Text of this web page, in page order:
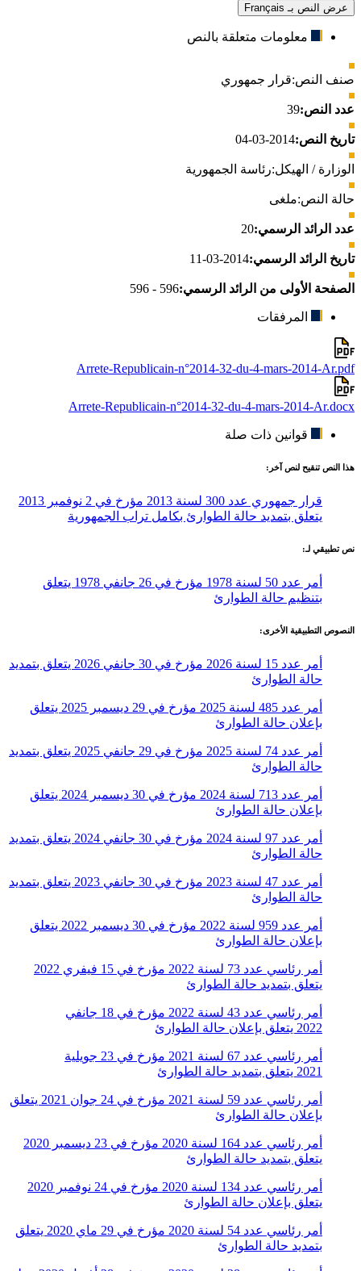
عرض النص بـ Français
معلومات متعلقة بالنص
صنف النص:قرار جمهوري
عدد النص:39
تاريخ النص:2014-03-04
الوزارة / الهيكل:رئاسة الجمهورية
حالة النص:ملغى
عدد الرائد الرسمي:20
تاريخ الرائد الرسمي:2014-03-11
الصفحة الأولى من الرائد الرسمي:596 - 596
المرفقات
Arrete-Republicain-n°2014-32-du-4-mars-2014-Ar.pdf
Arrete-Republicain-n°2014-32-du-4-mars-2014-Ar.docx
قوانين ذات صلة
هذا النص تنقيح لنص آخر:
قرار جمهوري عدد 300 لسنة 2013 مؤرخ في 2 نوفمبر 2013
يتعلق بتمديد حالة الطوارئ بكامل تراب الجمهورية
نص تطبيقي لـ:
أمر عدد 50 لسنة 1978 مؤرخ في 26 جانفي 1978 يتعلق
بتنظيم حالة الطوارئ
النصوص التطبيقية الأخرى:
أمر عدد 15 لسنة 2026 مؤرخ في 30 جانفي 2026 يتعلق بتمديد
حالة الطوارئ
أمر عدد 485 لسنة 2025 مؤرخ في 29 ديسمبر 2025 يتعلق
بإعلان حالة الطوارئ
أمر عدد 74 لسنة 2025 مؤرخ في 29 جانفي 2025 يتعلق بتمديد
حالة الطوارئ
أمر عدد 713 لسنة 2024 مؤرخ في 30 ديسمبر 2024 يتعلق
بإعلان حالة الطوارئ
أمر عدد 97 لسنة 2024 مؤرخ في 30 جانفي 2024 يتعلق بتمديد
حالة الطوارئ
أمر عدد 47 لسنة 2023 مؤرخ في 30 جانفي 2023 يتعلق بتمديد
حالة الطوارئ
أمر عدد 959 لسنة 2022 مؤرخ في 30 ديسمبر 2022 يتعلق
بإعلان حالة الطوارئ
أمر رئاسي عدد 73 لسنة 2022 مؤرخ في 15 فيفري 2022
يتعلق بتمديد حالة الطوارئ
أمر رئاسي عدد 43 لسنة 2022 مؤرخ في 18 جانفي
2022 يتعلق بإعلان حالة الطوارئ
أمر رئاسي عدد 67 لسنة 2021 مؤرخ في 23 جويلية
2021 يتعلق بتمديد حالة الطوارئ
أمر رئاسي عدد 59 لسنة 2021 مؤرخ في 24 جوان 2021 يتعلق
بإعلان حالة الطوارئ
أمر رئاسي عدد 164 لسنة 2020 مؤرخ في 23 ديسمبر 2020
يتعلق بتمديد حالة الطوارئ
أمر رئاسي عدد 134 لسنة 2020 مؤرخ في 24 نوفمبر 2020
يتعلق بإعلان حالة الطوارئ
أمر رئاسي عدد 54 لسنة 2020 مؤرخ في 29 ماي 2020 يتعلق
بتمديد حالة الطوارئ